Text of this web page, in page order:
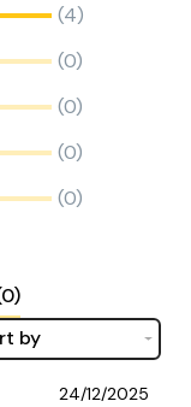
(4)
(0)
(0)
(0)
(0)
by
24/12/2025